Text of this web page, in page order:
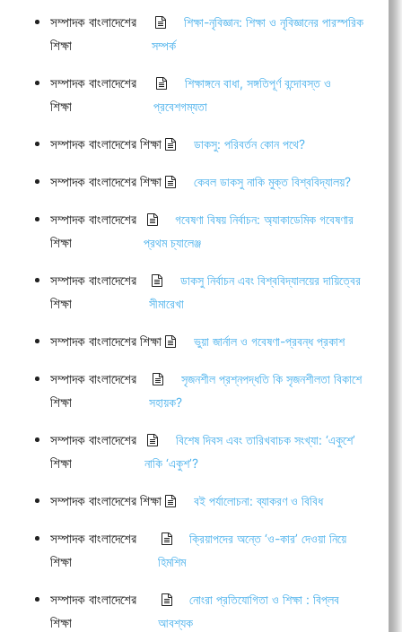
সম্পাদক বাংলাদেশের
শিক্ষা
শিক্ষা-নৃবিজ্ঞান: শিক্ষা ও নৃবিজ্ঞানের পারস্পরিক
সম্পর্ক
সম্পাদক বাংলাদেশের
শিক্ষা
শিক্ষাঙ্গনে বাধা, সঙ্গতিপূর্ণ বন্দোবস্ত ও
প্রবেশগম্যতা
সম্পাদক বাংলাদেশের শিক্ষা ডাকসু: পরিবর্তন কোন পথে?
সম্পাদক বাংলাদেশের শিক্ষা কেবল ডাকসু নাকি মুক্ত বিশ্ববিদ্যালয়?
সম্পাদক বাংলাদেশের
শিক্ষা
গবেষণা বিষয় নির্বাচন: অ্যাকাডেমিক গবেষণার
প্রথম চ্যালেঞ্জ
সম্পাদক বাংলাদেশের
শিক্ষা
ডাকসু নির্বাচন এবং বিশ্ববিদ্যালয়ের দায়িত্বের
সীমারেখা
সম্পাদক বাংলাদেশের শিক্ষা ভুয়া জার্নাল ও গবেষণা-প্রবন্ধ প্রকাশ
সম্পাদক বাংলাদেশের
শিক্ষা
সৃজনশীল প্রশ্নপদ্ধতি কি সৃজনশীলতা বিকাশে
সহায়ক?
সম্পাদক বাংলাদেশের
শিক্ষা
বিশেষ দিবস এবং তারিখবাচক সংখ্যা: ‘একুশে’
নাকি ‘একুশ’?
সম্পাদক বাংলাদেশের শিক্ষা বই পর্যালোচনা: ব্যাকরণ ও বিবিধ
সম্পাদক বাংলাদেশের
শিক্ষা
ক্রিয়াপদের অন্তে ‘ও-কার’ দেওয়া নিয়ে
হিমশিম
সম্পাদক বাংলাদেশের
শিক্ষা
নোংরা প্রতিযোগিতা ও শিক্ষা : বিপ্লব
আবশ্যক